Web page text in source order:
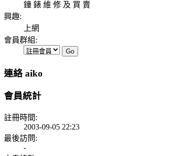
鐘 錶 維 修 及 買 賣
興趣:
上網
會員群組:
連絡 aiko
會員統計
註冊時間:
2003-09-05 22:23
最後訪問:
-